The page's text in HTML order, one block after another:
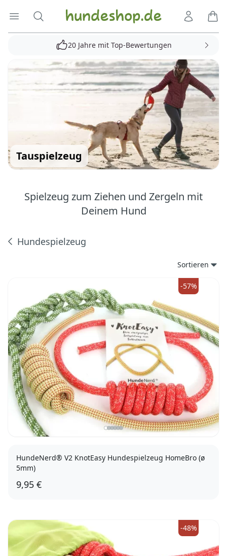
Menü öffnen
Suche Hundeshop.de
20 Jahre mit Top-Bewertungen
Tauspielzeug
Spielzeug zum Ziehen und Zergeln mit
Deinem Hund
Hundespielzeug
Sortieren
-57%
HundeNerd® V2 KnotEasy Hundespielzeug HomeBro (ø
5mm)
9,95 €
-48%